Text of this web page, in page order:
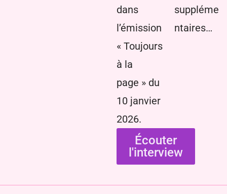
dans
l’émission
« Toujours
à la
page » du
10 janvier
2026.
Écouter
l'interview
suppléme
ntaires…